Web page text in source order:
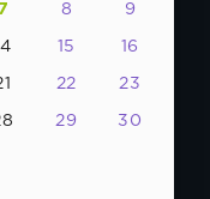
7 8 9
15 16
22 23
29 30